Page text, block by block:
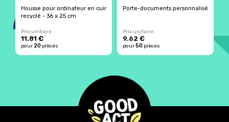
Housse pour ordinateur en cuir
recyclé - 36 x 25 cm
Prix unitaire :
11.81 €
pour20 pièces
Porte-documents personnalisé
Prix unitaire :
9.62 €
pour50 pièces